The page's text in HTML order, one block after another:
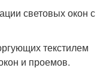
световых окон с
текстилем
и проемов.